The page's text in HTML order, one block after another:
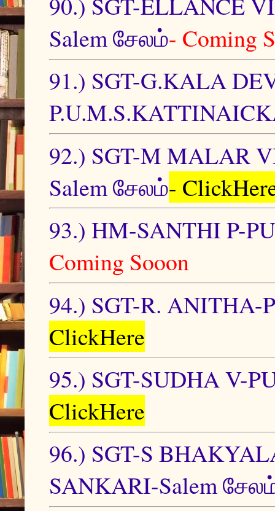
Salem சேலம்- Coming
91.) SGT-G.KALA
92.) SGT-M MALAR
Salem சேலம்-
93.) HM-SANTHI P-
Coming Sooon
94.) SGT-R. ANITHA-
ClickHere
95.) SGT-SUDHA V-
ClickHere
96.) SGT-S
SANKARI-Salem